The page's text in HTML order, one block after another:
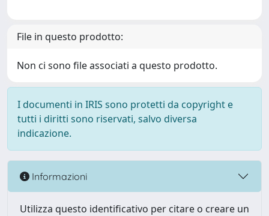
File in questo prodotto:
Non ci sono file associati a questo prodotto.
I documenti in IRIS sono protetti da copyright e
tutti i diritti sono riservati, salvo diversa
indicazione.
Informazioni
Utilizza questo identificativo per citare o creare un